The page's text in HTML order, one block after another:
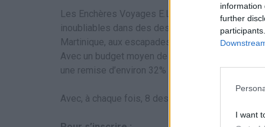
information
further
I want
Les Enchères Voyages E.Leclerc permettent
inoubliables dans des destinations de rêve
Martinique, aux escapades citadines au cœur
Avec un budget moyen de 1 200 € par séjour,
une remise d’environ 32% par rapport au prix
Avec, à chaque fois, 8 destinations à remporter